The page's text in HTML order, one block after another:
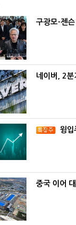
구광모-젠
네이버, 2
윙입
중국 이어